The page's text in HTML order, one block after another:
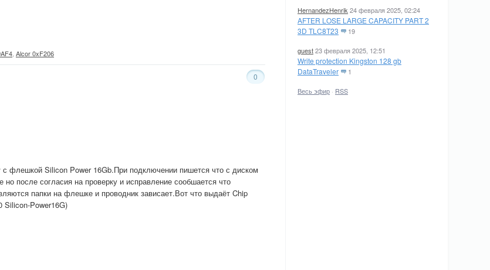
HernandezHenrik 24 февраля 2025, 02:24
AFTER LOSE LARGE CAPACITY PART 2
3D TLC8T23
19
guest23 февраля 2025, 12:51
Write protection Kingston 128 gb
DataTraveler
1
Весь эфир · RSS
Alcor 0xF206
0
флешкой Silicon Power 16Gb.При подключении пишется что с диском
после согласия на проверку и исправление сообшается что
папки на флешке и проводник зависает.Вот что выдаёт Chip
Power16G)